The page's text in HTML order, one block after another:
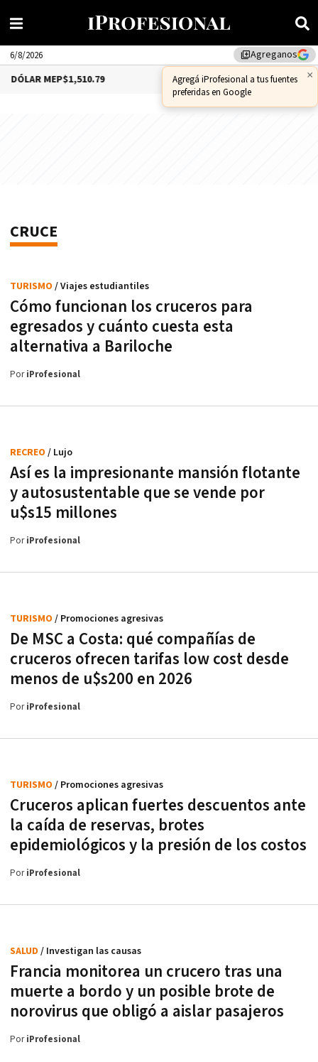
library_addAgreganos
×
Agregá iProfesional a tus fuentes
preferidas en Google
6/8/2026
MEP$1,510.79 DÓLAR CCL$1,559.41
CRUCE
Cómo funcionan los cruceros para
egresados y cuánto cuesta esta
alternativa a Bariloche
TURISMO / Viajes estudiantiles
PoriProfesional
Así es la impresionante mansión flotante
y autosustentable que se vende por
u$s15 millones
RECREO / Lujo
PoriProfesional
De MSC a Costa: qué compañías de
cruceros ofrecen tarifas low cost desde
menos de u$s200 en 2026
TURISMO / Promociones agresivas
PoriProfesional
Cruceros aplican fuertes descuentos ante
la caída de reservas, brotes
epidemiológicos y la presión de los costos
TURISMO / Promociones agresivas
PoriProfesional
Francia monitorea un crucero tras una
muerte a bordo y un posible brote de
norovirus que obligó a aislar pasajeros
SALUD / Investigan las causas
PoriProfesional